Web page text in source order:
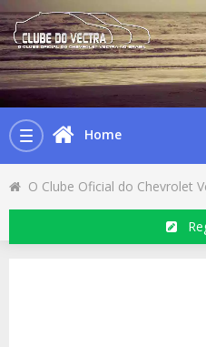
Toggle
navigation
Home
O Clube Oficial do Chevrolet